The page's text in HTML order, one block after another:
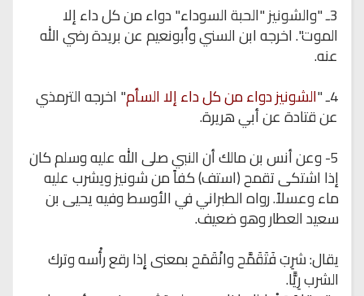
3ـ " والشونيز"الحبة السوداء" دواء من كل داء إلا
الموت".اخرجهابن السنيوأبونعيمعنبريدةرضي الله
عنه.
4ـ " الشونيزدواء من كل داء إلا السأم" اخرجهالترمذي
عن قتادة عن أبي هريرة.
5- وعن أنس بن مالك أن النبي صلى الله عليه وسلم كان
إذا اشتكى تقمح (استف) كفاً من شونيز ويشرب عليه
ماء وعسلاً. رواه الطبراني في الأوسط وفيه يحيى بن
سعيد العطار وهو ضعيف.
يقال: شرِبَ فَتَقَمَّح وانْقَمَح بمعنى إِذا رقع رأْسه وترك
الشرب رِيًّا.